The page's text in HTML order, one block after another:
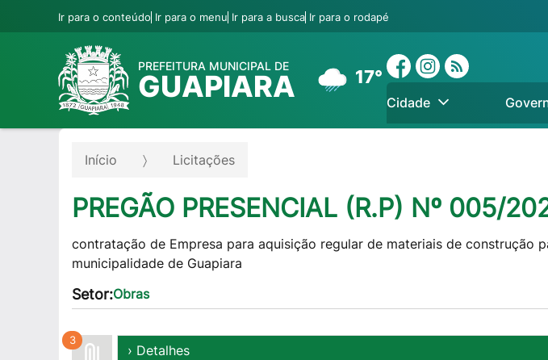
Ir para o conteúdo Ir para o menu Ir para a busca Ir para o rodapé
PREFEITURA MUNICIPAL DE
GUAPIARA 17°
Cidade
Início Licitações
PREGÃO PRESENCIAL (R.P) Nº 005/
contratação de Empresa para aquisição regular de materiais de construção
municipalidade de Guapiara
Setor:Obras
3
› Detalhes